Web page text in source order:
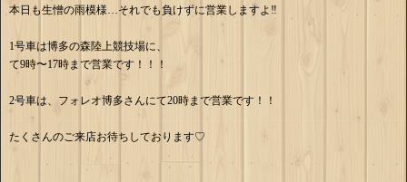
本日も生憎の雨模様…それでも負けずに営業しますよ‼️
1号車は博多の森陸上競技場に、
て9時〜17時まで営業です！！！
2号車は、フォレオ博多さんにて20時まで営業です！！
たくさんのご来店お待ちしております♡